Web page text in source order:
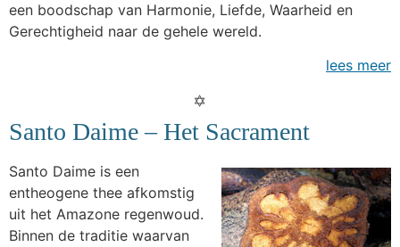
een boodschap van Harmonie, Liefde, Waarheid en
Gerechtigheid naar de gehele wereld.
lees meer
Santo Daime – Het Sacrament
Santo Daime is een
entheogene thee afkomstig
uit het Amazone regenwoud.
Binnen de traditie waarvan